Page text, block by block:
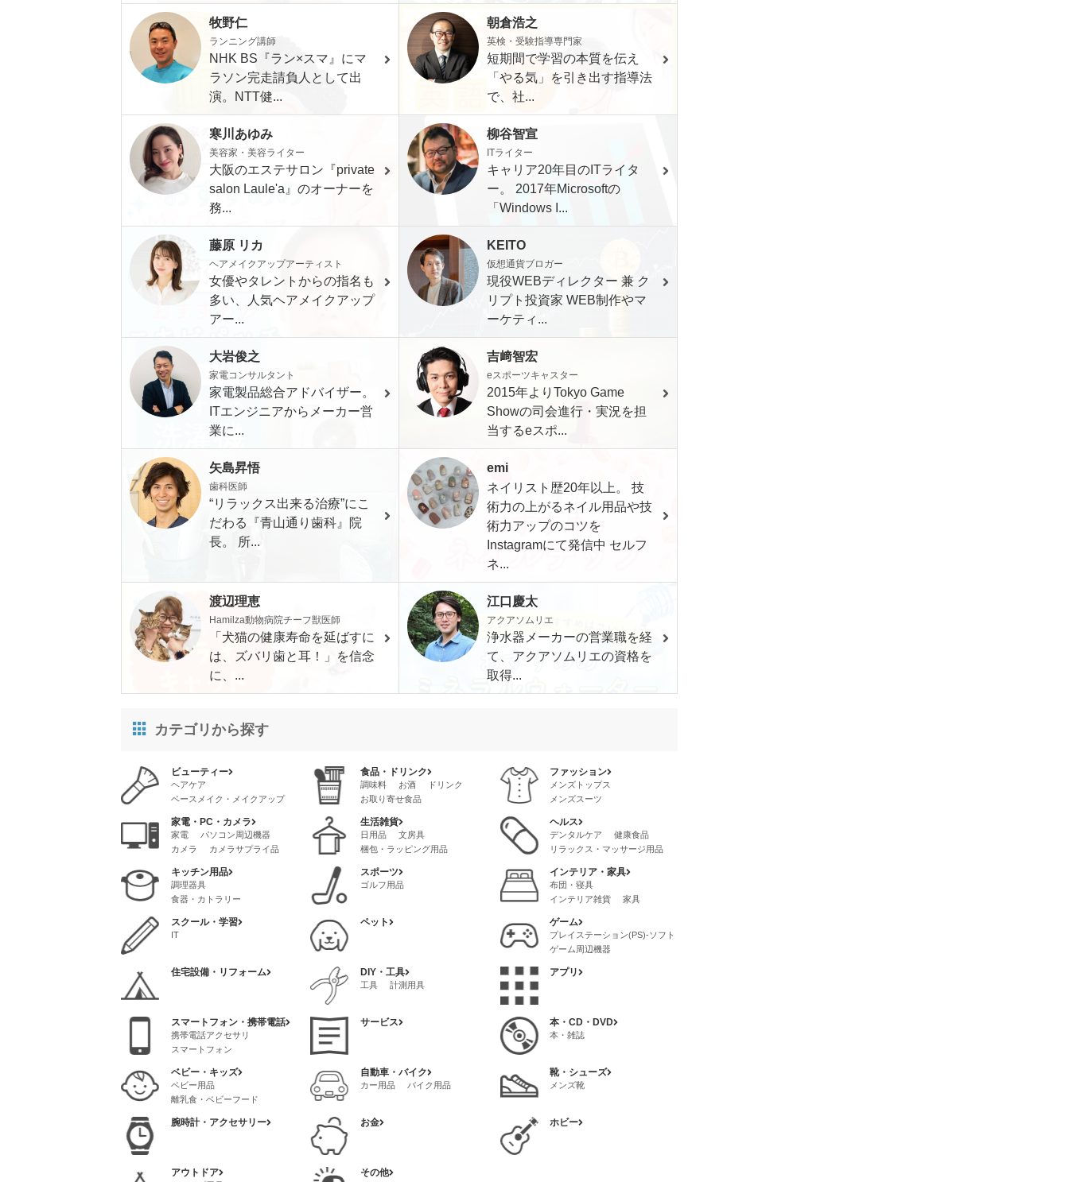
牧野仁
ランニング講師
NHK BS『ラン×スマ』にマ
ラソン完走請負人として出
演。NTT健...
朝倉浩之
英検・受験指導専門家
短期間で学習の本質を伝え
「やる気」を引き出す指導法
で、社...
寒川あゆみ
美容家・美容ライター
大阪のエステサロン『private
salon Laule'a』のオーナーを
務...
柳谷智宣
ITライター
キャリア20年目のITライタ
ー。 2017年Microsoftの
「Windows I...
藤原 リカ
ヘアメイクアップアーティスト
女優やタレントからの指名も
多い、人気ヘアメイクアップ
アー...
KEITO
仮想通貨ブロガー
現役WEBディレクター 兼 ク
リプト投資家 WEB制作やマ
ーケティ...
大岩俊之
家電コンサルタント
家電製品総合アドバイザー。
ITエンジニアからメーカー営
業に...
吉﨑智宏
eスポーツキャスター
2015年よりTokyo Game
Showの司会進行・実況を担
当するeスポ...
矢島昇悟
歯科医師
“リラックス出来る治療”にこ
だわる『青山通り歯科』院
長。 所...
emi
ネイリスト歴20年以上。 技
術力の上がるネイル用品や技
術力アップのコツを
Instagramにて発信中 セルフ
ネ...
渡辺理恵
Hamilza動物病院チーフ獣医師
「犬猫の健康寿命を延ばすに
は、ズバリ歯と耳！」を信念
に、...
江口慶太
アクアソムリエ
浄水器メーカーの営業職を経
て、アクアソムリエの資格を
取得...
カテゴリから探す
ビューティー
ヘアケア
ベースメイク・メイクアップ
クリニック・サロン
メイク道具・ケアグッズ
脱毛
ネイル
香水・フレグランス
食品・ドリンク
調味料 お酒
ドリンク
お取り寄せ食品
茶葉・インスタントドリンク
冷凍食品・インスタント食品
菓子・スイーツ
ファッション
メンズトップス
メンズスーツ
メンズボトムス
メンズインナー
家電・PC・カメラ
家電
パソコン周辺機器
カメラ
カメラサプライ品
パソコンソフト
パソコンサプライ品
生活雑貨
日用品
文房具
梱包・ラッピング用品
ヘルス
デンタルケア
健康食品
リラックス・マッサージ用品
健康グッズ
キッチン用品
調理器具
食器・カトラリー
スポーツ
ゴルフ用品
インテリア・家具
布団・寝具
インテリア雑貨
家具
スクール・学習
IT
ペット ゲーム
プレイステーション(PS)-ソフト
ゲーム周辺機器
ゲームボーイ-アドバンス-ソフト
住宅設備・リフォーム DIY・工具
工具 計測用具
アプリ
スマートフォン・携帯電話
携帯電話アクセサリ
スマートフォン
サービス 本・CD・DVD
本・雑誌
ベビー・キッズ
ベビー用品
離乳食・ベビーフード
自動車・バイク
カー用品 バイク用品
靴・シューズ
メンズ靴
腕時計・アクセサリー お金 ホビー
アウトドア その他